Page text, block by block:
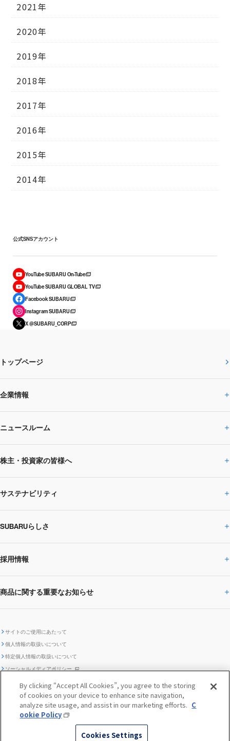
2021年
2020年
2019年
2018年
2017年
2016年
2015年
2014年
公式SNSアカウント
YouTube SUBARU On-Tube
YouTube SUBARU GLOBAL TV
Facebook SUBARU
Instagram SUBARU
X @SUBARU_CORP
トップページ
企業情報
企業情報トップ
SUBARUのありたい姿
SUBARU 2025方針
事業所・関係会社
ニュースルーム
ニュースルームトップ
ニュースリリース
閉じる
株主・投資家の皆様へ
株主・投資家の皆様へトップ
企業・経営
IRライブラリー
株主・投資家サポート
IRカレンダー
ディスクロージャー
ポリシー
サステナビリティ
サステナビリティトップ
CEOサステナビリティ
環境
ガバナンス
編集方針 レポートライブラリー
企業スポーツ
SUBARUらしさ
SUBARUらしさトップ
SUBARUびと
SUBARUデザイン
「SUBARUらしさ」を
際立たせる技術
2.環境技術
『魔改造の夜』特設サイト
採用情報
採用情報トップ
SUBARU Lab採用（中途）
販売会社グループ採用 期間従業員採用
障がい者採用（中途）
商品に関する重要なお知らせ
SUBARU ハイブリッド車 レスキュ
ー時の取扱い
自動車リサイクル リコール情報
助手席エアバッグに関する重要な
SUBARUのロゴ・標章を不正使用
した模倣品にご注意ください
サイトのご使用にあたって
個人情報の取扱いについて
特定個人情報の取扱いについて
ソーシャルメディアポリシー
お問い合わせ ／ よくあるご質問
クッキーポリシー
メディア
By clicking “Accept All Cookies”, you agree to the storing
of cookies on your device to enhance site navigation,
analyze site usage, and assist in our marketing efforts. C
ookie Policy
Cookies Settings